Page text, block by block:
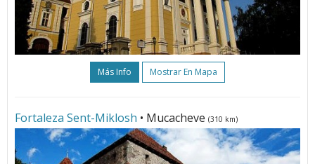
Más Info Mostrar En Mapa
Fortaleza Sent-Miklosh • Mucacheve (310 km)